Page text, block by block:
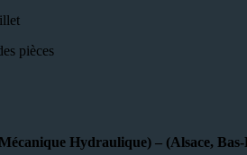
pièces
Hydraulique) – (Alsace,